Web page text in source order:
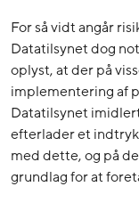
For så vidt angår
Datatilsynet dog
oplyst, at der på
implementering af
Datatilsynet
efterlader et
med dette, og på
grundlag for at